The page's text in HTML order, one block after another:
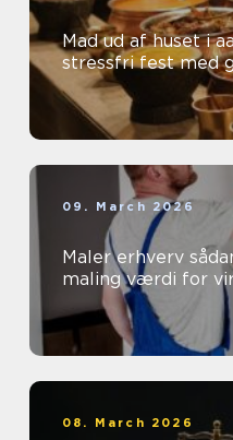
Mad ud af huset i
stressfri fest med
09. March 2026
Maler erhverv sådan skaber professionel
maling værdi for
08. March 2026